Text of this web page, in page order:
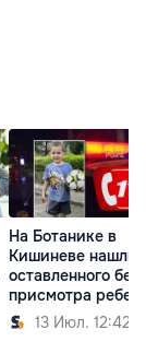
На Ботанике в
Кишиневе нашли
оставленного без
присмотра
13 Июл. 12:42